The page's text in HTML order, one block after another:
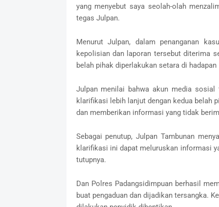
yang menyebut saya seolah-olah
tegas Julpan.
Menurut Julpan, dalam penanganan
kepolisian dan laporan tersebut diterima
belah pihak diperlakukan setara di
Julpan menilai bahwa akun media
klarifikasi lebih lanjut dengan kedua belah
dan memberikan informasi yang tidak
Sebagai penutup, Julpan Tambunan
klarifikasi ini dapat meluruskan informasi
tutupnya.
Dan Polres Padangsidimpuan berhasil
buat pengaduan dan dijadikan tersangka.